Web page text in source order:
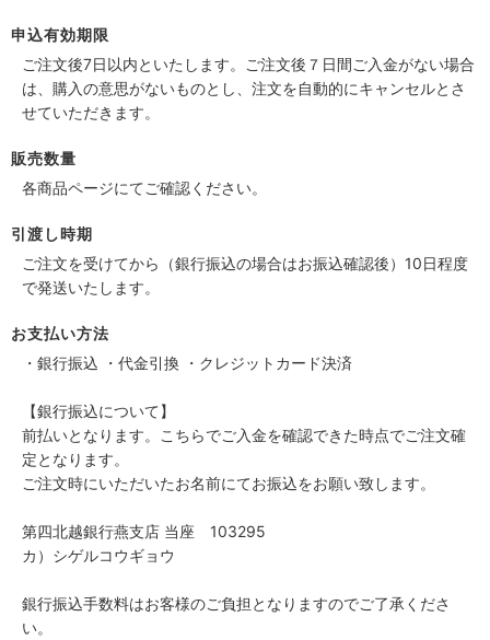
申込有効期限
ご注文後7日以内といたします。ご注文後７日間ご入金がない場合
は、購入の意思がないものとし、注文を自動的にキャンセルとさ
せていただきます。
販売数量
各商品ページにてご確認ください。
引渡し時期
ご注文を受けてから（銀行振込の場合はお振込確認後）10日程度
で発送いたします。
お支払い方法
・銀行振込 ・代金引換 ・クレジットカード決済
【銀行振込について】
前払いとなります。こちらでご入金を確認できた時点でご注文確
定となります。
ご注文時にいただいたお名前にてお振込をお願い致します。
第四北越銀行燕支店 当座 103295
カ）シゲルコウギョウ
銀行振込手数料はお客様のご負担となりますのでご了承くださ
い。